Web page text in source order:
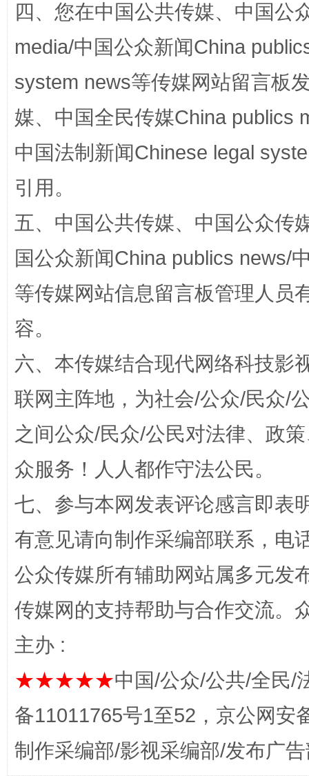
国家大学科技园优化重塑工作
扯下公款旅游的“隐身衣” 如何以
完善运行机制助力责任有效落实 一纸欠
四、您在中国公共传媒、中国公
media/中国公众新闻China
system news等传媒网站留言板
媒、中国全民传媒China publics
中国法制新闻Chinese legal
引用。
五、中国公共传媒、中国公众传
国公众新闻China publics news/
等传媒网站信息留言板管理人员
容。
六、本传媒结合现代网络科技影
联网主阵地，为社会/公众/民众/
之间公众/民众/公民对法律、政
众服务！人人都作守法公民。
七、参与本网发表评论感言即表
有意见请向制作采编部联系，电
公众传媒所有辅助网站属多元发
传媒网的支持帮助与合作交流。
主办 :
★★★★★中国/公众/公共/全民/
备11011765号1至52，京公网安
制作采编部/影视采编部/发布广